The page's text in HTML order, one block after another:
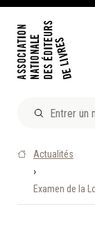
DOSSIERS ET
ÊTRE
Actualités
›
Examen de la